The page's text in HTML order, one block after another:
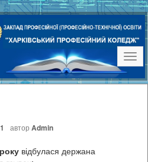
автор Admin
відбулася держана